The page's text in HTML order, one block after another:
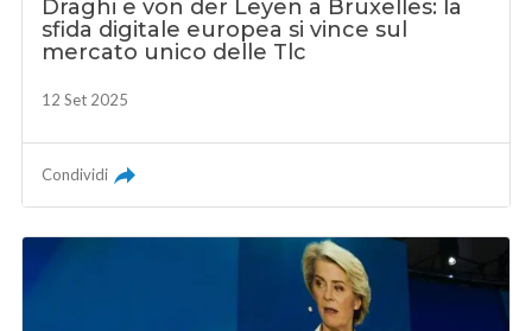
Draghi e von der Leyen a Bruxelles: la
sfida digitale europea si vince sul
mercato unico delle Tlc
12 Set 2025
Condividi